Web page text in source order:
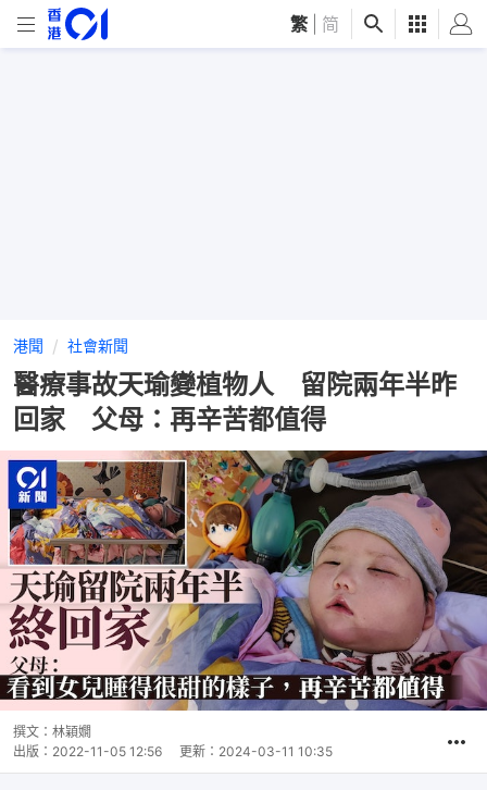
繁 简
港聞 社會新聞
醫療事故天瑜變植物人 留院兩年半昨
回家 父母：再辛苦都值得
撰文： 林穎嫺
出版： 2022-11-05 12:56 更新： 2024-03-11 10:35